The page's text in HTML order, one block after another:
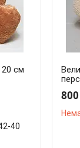
см
40